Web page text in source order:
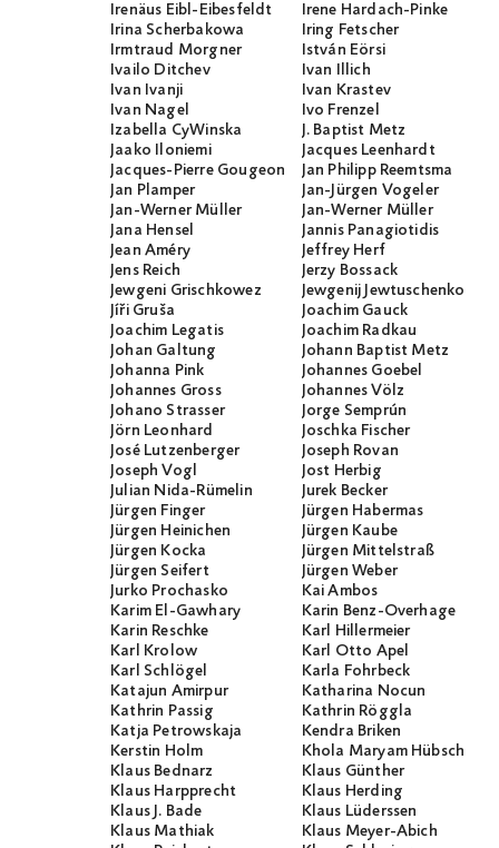
Irenäus Eibl-Eibesfeldt
Irene Hardach-Pinke
Irina Scherbakowa
Iring Fetscher
Irmtraud Morgner
István Eörsi
Ivailo Ditchev
Ivan Illich
Ivan Ivanji
Ivan Krastev
Ivan Nagel
Ivo Frenzel
Izabella CyWinska
J. Baptist Metz
Jaako Iloniemi
Jacques Leenhardt
Jacques-Pierre Gougeon
Jan Philipp Reemtsma
Jan Plamper
Jan-Jürgen Vogeler
Jan-Werner Müller
Jan-Werner Müller
Jana Hensel
Jannis Panagiotidis
Jean Améry
Jeffrey Herf
Jens Reich
Jerzy Bossack
Jewgeni Grischkowez
Jewgenij Jewtuschenko
Jíři Gruša
Joachim Gauck
Joachim Legatis
Joachim Radkau
Johan Galtung
Johann Baptist Metz
Johanna Pink
Johannes Goebel
Johannes Gross
Johannes Völz
Johano Strasser
Jorge Semprún
Jörn Leonhard
Joschka Fischer
José Lutzenberger
Joseph Rovan
Joseph Vogl
Jost Herbig
Julian Nida-Rümelin
Jurek Becker
Jürgen Finger
Jürgen Habermas
Jürgen Heinichen
Jürgen Kaube
Jürgen Kocka
Jürgen Mittelstraß
Jürgen Seifert
Jürgen Weber
Jurko Prochasko
Kai Ambos
Karim El-Gawhary
Karin Benz-Overhage
Karin Reschke
Karl Hillermeier
Karl Krolow
Karl Otto Apel
Karl Schlögel
Karla Fohrbeck
Katajun Amirpur
Katharina Nocun
Kathrin Passig
Kathrin Röggla
Katja Petrowskaja
Kendra Briken
Kerstin Holm
Khola Maryam Hübsch
Klaus Bednarz
Klaus Günther
Klaus Harpprecht
Klaus Herding
Klaus J. Bade
Klaus Lüderssen
Klaus Mathiak
Klaus Meyer-Abich